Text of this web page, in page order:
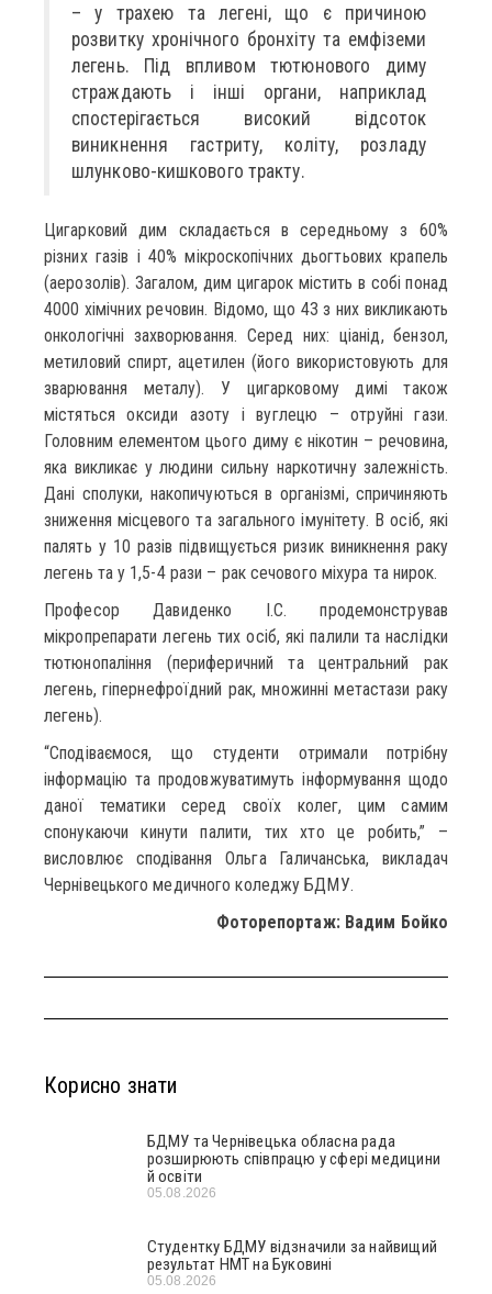
– у трахею та легені, що є причиною
розвитку хронічного бронхіту та емфіземи
легень. Під впливом тютюнового диму
страждають і інші органи, наприклад
спостерігається високий відсоток
виникнення гастриту, коліту, розладу
шлунково-кишкового тракту.
Цигарковий дим складається в середньому з 60%
різних газів і 40% мікроскопічних дьогтьових крапель
(аерозолів). Загалом, дим цигарок містить в собі понад
4000 хімічних речовин. Відомо, що 43 з них викликають
онкологічні захворювання. Серед них: ціанід, бензол,
метиловий спирт, ацетилен (його використовують для
зварювання металу). У цигарковому димі також
містяться оксиди азоту і вуглецю – отруйні гази.
Головним елементом цього диму є нікотин – речовина,
яка викликає у людини сильну наркотичну залежність.
Дані сполуки, накопичуються в організмі, спричиняють
зниження місцевого та загального імунітету. В осіб, які
палять у 10 разів підвищується ризик виникнення раку
легень та у 1,5-4 рази – рак сечового міхура та нирок.
Професор Давиденко І.С. продемонстрував
мікропрепарати легень тих осіб, які палили та наслідки
тютюнопаління (периферичний та центральний рак
легень, гіпернефроїдний рак, множинні метастази раку
легень).
“Сподіваємося, що студенти отримали потрібну
інформацію та продовжуватимуть інформування щодо
даної тематики серед своїх колег, цим самим
спонукаючи кинути палити, тих хто це робить,” –
висловлює сподівання Ольга Галичанська, викладач
Чернівецького медичного коледжу БДМУ.
Фоторепортаж: Вадим Бойко
Корисно знати
БДМУ та Чернівецька обласна рада
розширюють співпрацю у сфері медицини
й освіти
05.08.2026
Студентку БДМУ відзначили за найвищий
результат НМТ на Буковині
05.08.2026